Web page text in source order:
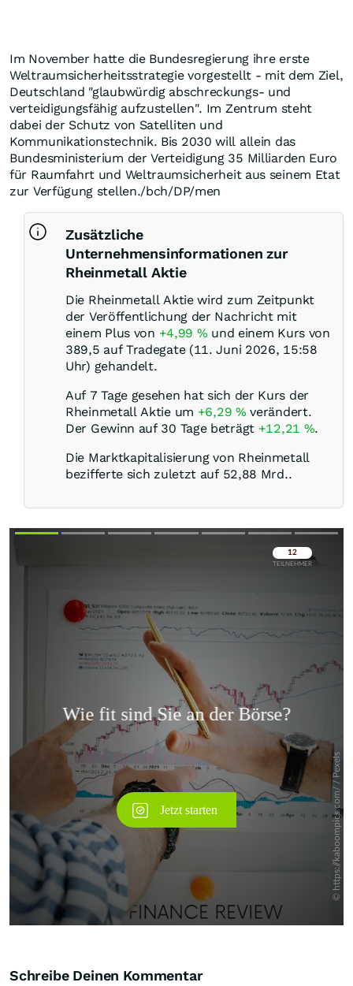
Im November hatte die Bundesregierung ihre erste
Weltraumsicherheitsstrategie vorgestellt - mit dem Ziel,
Deutschland "glaubwürdig abschreckungs- und
verteidigungsfähig aufzustellen". Im Zentrum steht
dabei der Schutz von Satelliten und
Kommunikationstechnik. Bis 2030 will allein das
Bundesministerium der Verteidigung 35 Milliarden Euro
für Raumfahrt und Weltraumsicherheit aus seinem Etat
zur Verfügung stellen./bch/DP/men
Zusätzliche
Unternehmensinformationen zur
Rheinmetall Aktie
Die Rheinmetall Aktie wird zum Zeitpunkt
der Veröffentlichung der Nachricht mit
einem Plus von +4,99 % und einem Kurs von
389,5 auf Tradegate (11. Juni 2026, 15:58
Uhr) gehandelt.
Auf 7 Tage gesehen hat sich der Kurs der
Rheinmetall Aktie um +6,29 % verändert.
Der Gewinn auf 30 Tage beträgt +12,21 %.
Die Marktkapitalisierung von Rheinmetall
bezifferte sich zuletzt auf 52,88 Mrd..
Überspringen
Schreibe Deinen Kommentar